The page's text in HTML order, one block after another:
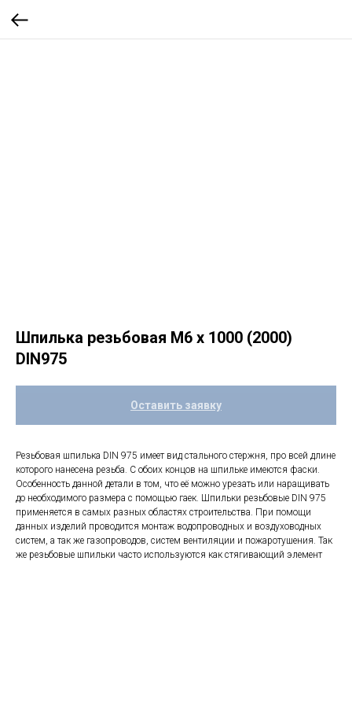
Шпилька резьбовая М6 х 1000 (2000)
DIN975
Оставить заявку
Резьбовая шпилька DIN 975 имеет вид стального стержня, про всей длине
которого нанесена резьба. С обоих концов на шпильке имеются фаски.
Особенность данной детали в том, что её можно урезать или наращивать
до необходимого размера с помощью гаек. Шпильки резьбовые DIN 975
применяется в самых разных областях строительства. При помощи
данных изделий проводится монтаж водопроводных и воздуховодных
систем, а так же газопроводов, систем вентиляции и пожаротушения. Так
же резьбовые шпильки часто используются как стягивающий элемент